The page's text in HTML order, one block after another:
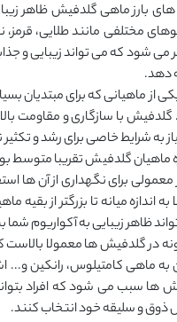
های بارز ماهی گلدفیش ظاهر
مختلفی مانند طلایی، قرمز،
می شود که می تواند زیبایی و
دهد.
از ماهیانی که برای مبتدیان
با سازگاری و مقاومت بالا
به شرایط خاصی برای رشد و تکثیر
ماهیان گلدفیش تقریبا متوسط
برای نگهداری از آن ها
اندازه میانه تا بزرگتر از بقیه
ظاهر زیبایی به آکواریوم
در گلدفیش ها معمولا بالاست
به ماهی کامتیلوس، رانکین و...
ها سبب می شود که افراد
ذوق و سلیقه خود انتخاب کنند.